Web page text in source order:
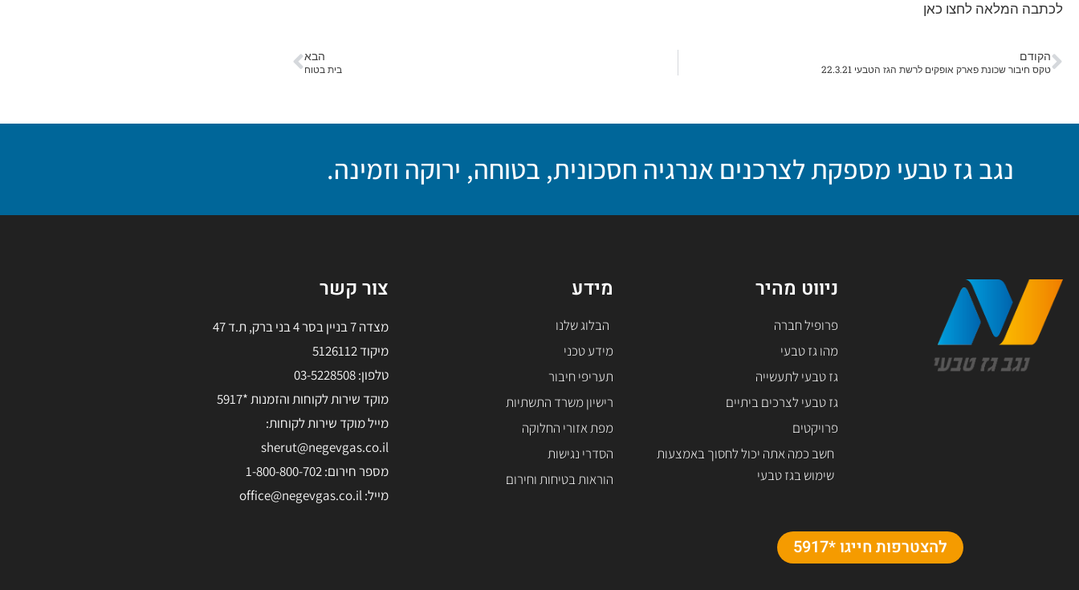
לכתבה המלאה לחצו כאן
הקודם
טקס חיבור שכונת פארק אופקים לרשת הגז הטבעי 22.3.21
הבא
בית בטוח
נגב גז טבעי מספקת לצרכנים אנרגיה חסכונית, בטוחה, ירוקה וזמינה.
ניווט מהיר
פרופיל חברה
מהו גז טבעי
גז טבעי לתעשייה
גז טבעי לצרכים ביתיים
פרויקטים
חשב כמה אתה יכול לחסוך באמצעות
שימוש בגז טבעי
מידע
הבלוג שלנו
מידע טכני
תעריפי חיבור
רישיון משרד התשתיות
מפת אזורי החלוקה
הסדרי נגישות
הוראות בטיחות וחירום
צור קשר
מצדה 7 בניין בסר 4 בני ברק, ת.ד 47
מיקוד 5126112
טלפון: 03-5228508
מוקד שירות לקוחות והזמנות *5917
מייל מוקד שירות לקוחות:
sherut@negevgas.co.il
מספר חירום: 1-800-800-702
מייל: office@negevgas.co.il
להצטרפות חייגו *5917